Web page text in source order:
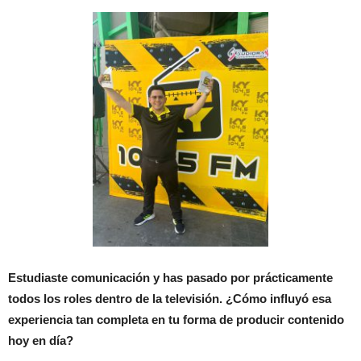
Estudiaste comunicación y has pasado por prácticamente
todos los roles dentro de la televisión. ¿Cómo influyó esa
experiencia tan completa en tu forma de producir contenido
hoy en día?